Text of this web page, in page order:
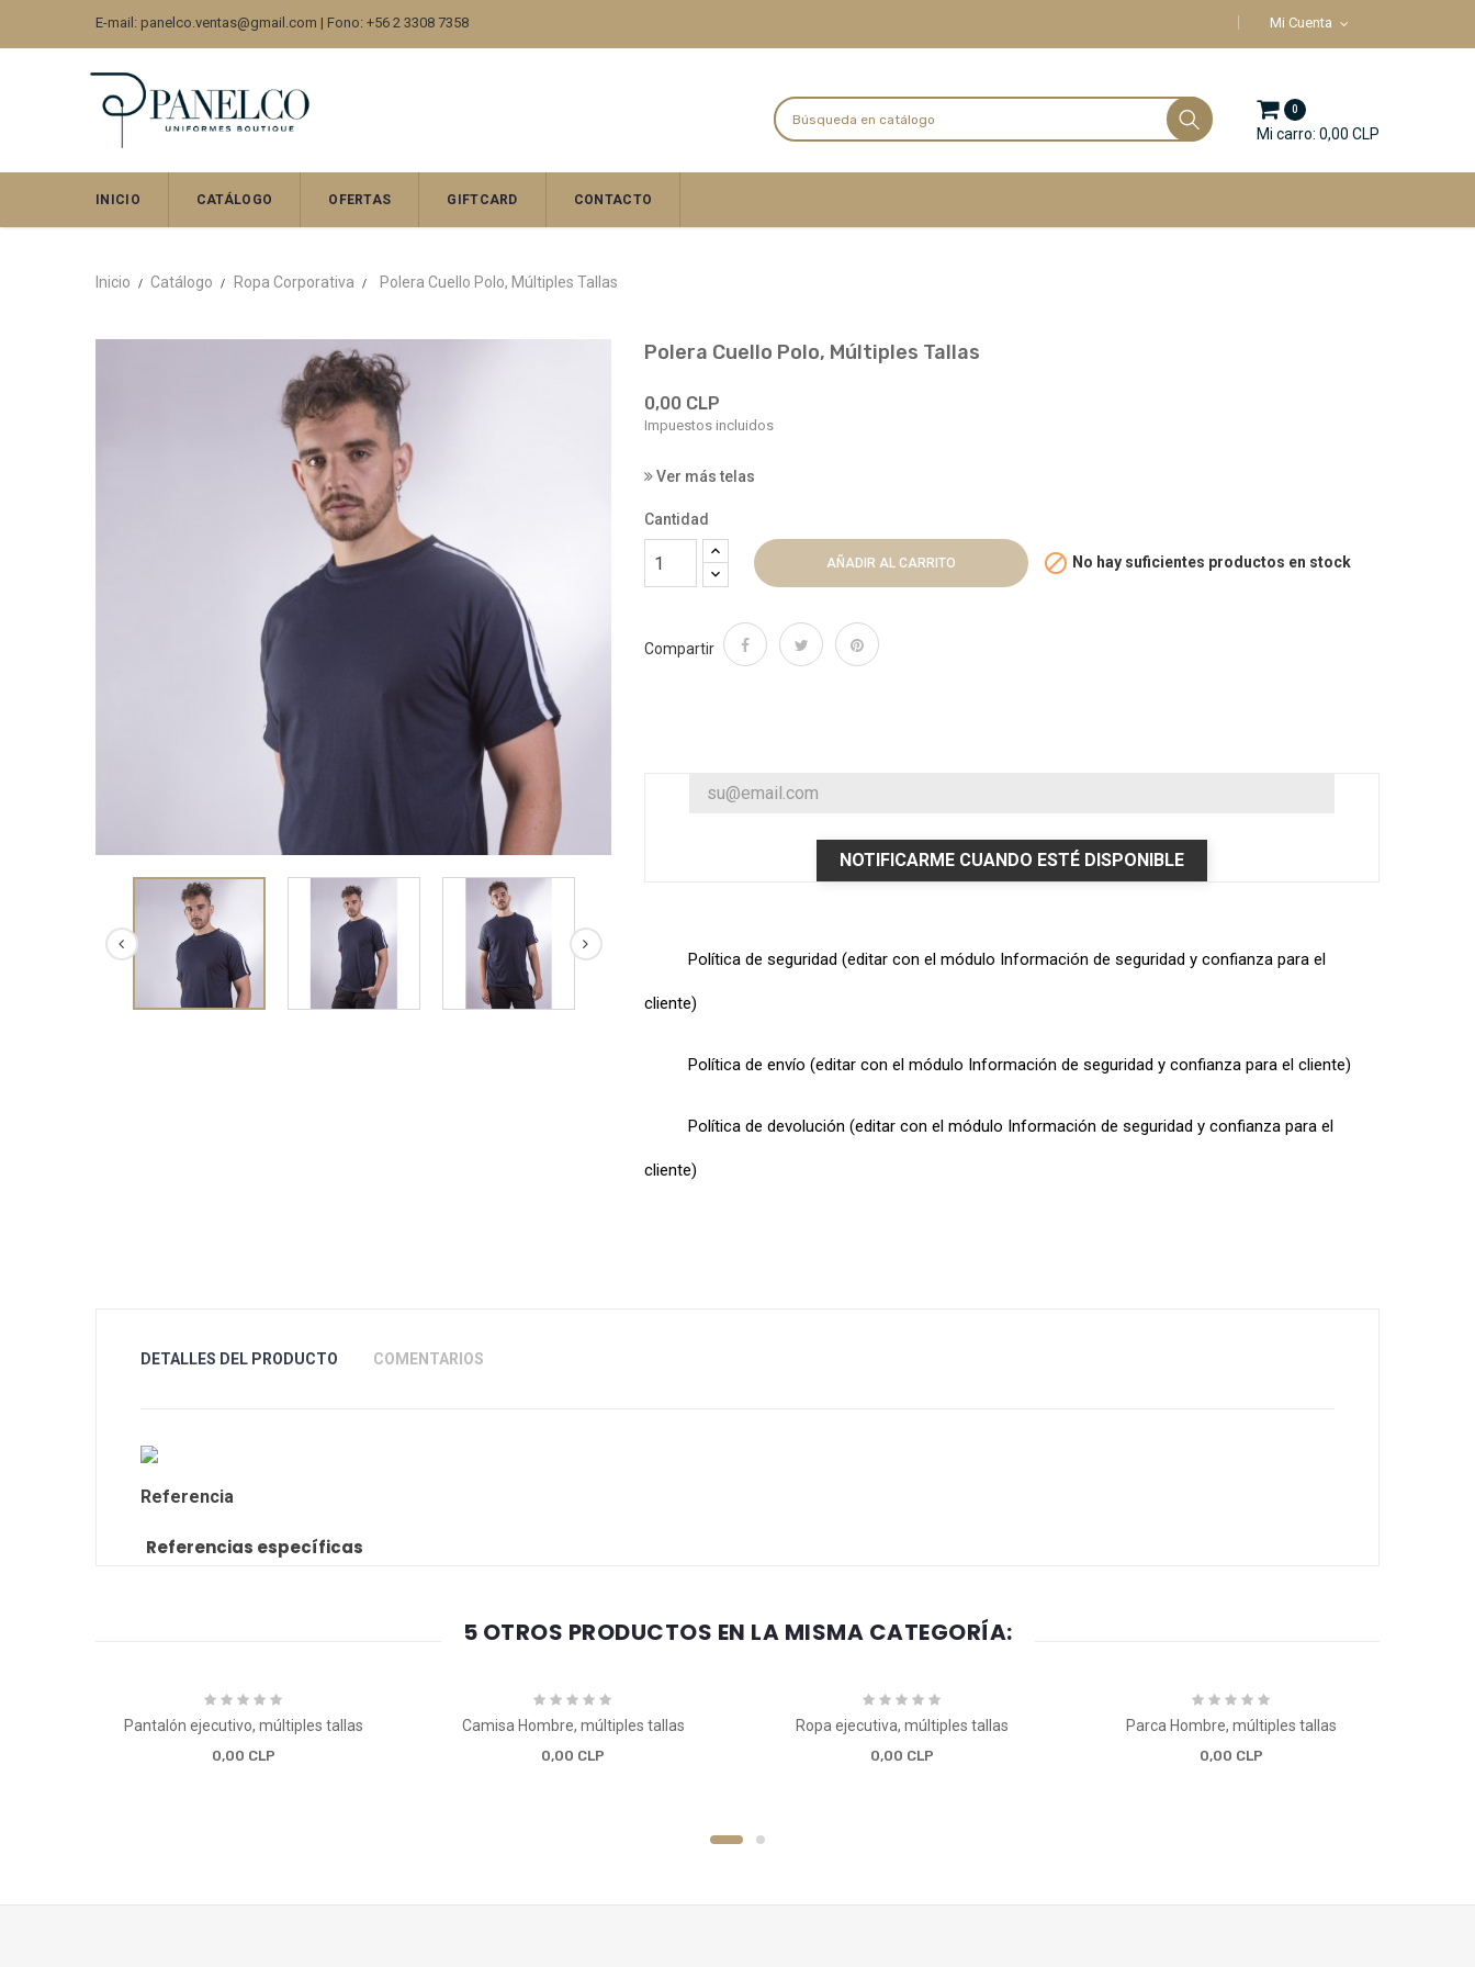
Mi Cuenta
E-mail: panelco.ventas@gmail.com | Fono: +56 2 3308 7358
Mi carro: 0,00 CLP
0
INICIO CATÁLOGO OFERTAS GIFTCARD CONTACTO
Inicio Catálogo Ropa Corporativa Polera Cuello Polo, Múltiples Tallas
Polera Cuello Polo, Múltiples Tallas
0,00 CLP
Impuestos incluidos
Ver más telas
Cantidad
AÑADIR AL CARRITO  No hay suficientes productos en stock
Compartir
NOTIFICARME CUANDO ESTÉ DISPONIBLE
Política de seguridad (editar con el módulo Información de seguridad y confianza para el
cliente)
Política de envío (editar con el módulo Información de seguridad y confianza para el cliente)
Política de devolución (editar con el módulo Información de seguridad y confianza para el
cliente)
DETALLES DEL PRODUCTO COMENTARIOS
Referencia
Referencias específicas
5 OTROS PRODUCTOS EN LA MISMA CATEGORÍA:
Pantalón ejecutivo, múltiples tallas
0,00 CLP
Camisa Hombre, múltiples tallas
0,00 CLP
Ropa ejecutiva, múltiples tallas
0,00 CLP
Parca Hombre, múltiples tallas
0,00 CLP